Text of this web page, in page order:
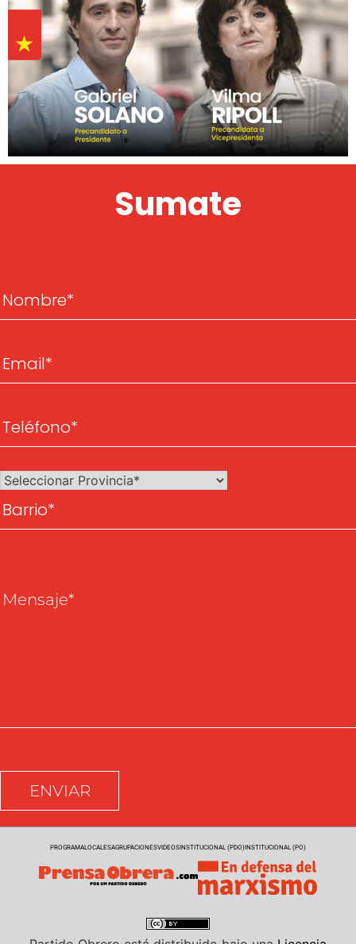
Sumate
PROGRAMALOCALESAGRUPACIONESVIDEOSINSTITUCIONAL (PDO)INSTITUCIONAL (PO)